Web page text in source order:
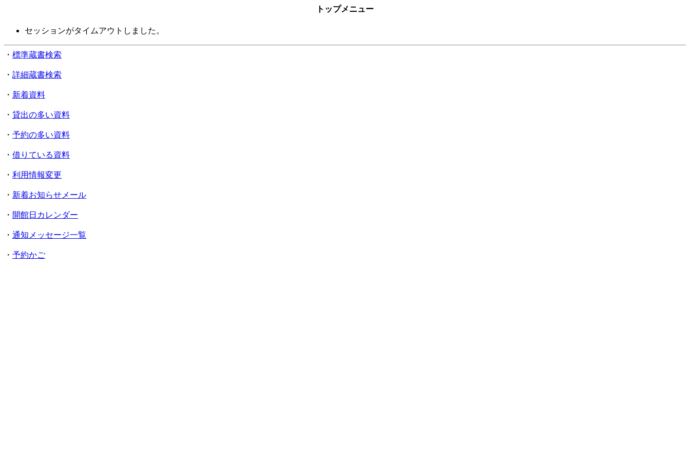
トップメニュー
セッションがタイムアウトしました。
・ 標準蔵書検索
・ 詳細蔵書検索
・ 新着資料
・ 貸出の多い資料
・ 予約の多い資料
・ 借りている資料
・ 利用情報変更
・ 新着お知らせメール
・ 開館日カレンダー
・ 通知メッセージ一覧
・ 予約かご